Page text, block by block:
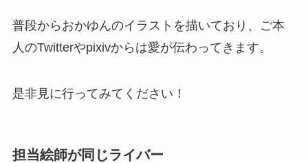
普段からおかゆんのイラストを描いており、ご本
人のTwitterやpixivからは愛が伝わってきます。
是非見に行ってみてください！
担当絵師が同じライバー